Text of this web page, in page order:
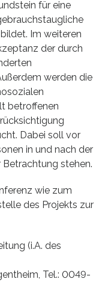
für eine
Im weiteren
der durch
werden die
betroffenen
Dabei soll vor
in und nach der
stehen.
wie zum
des Projekts zur
(i.A. des
Tel.: 0049-